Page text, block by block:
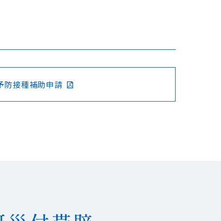
防接種補助申請